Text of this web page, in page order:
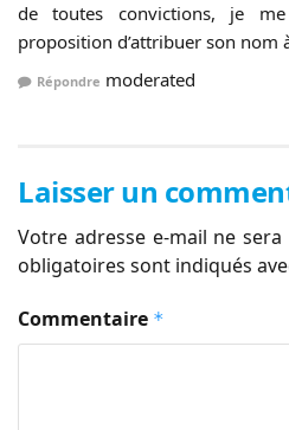
de toutes convictions, je
proposition d’attribuer son nom
Répondre moderated
Laisser un
Votre adresse e-mail ne sera
obligatoires sont indiqués
Commentaire *